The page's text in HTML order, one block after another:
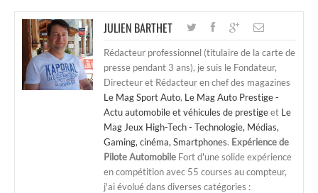
JULIEN BARTHET
Rédacteur professionnel (titulaire de la carte de
presse pendant 3 ans), je suis le Fondateur,
Directeur et Rédacteur en chef des magazines
Le Mag Sport Auto, Le Mag Auto Prestige -
Actu automobile et véhicules de prestigeet Le
Mag Jeux High-Tech - Technologie, Médias,
Gaming, cinéma, Smartphones. Expérience de
Pilote Automobile Fort d'une solide expérience
en compétition avec 55 courses au compteur,
j'ai évolué dans diverses catégories :